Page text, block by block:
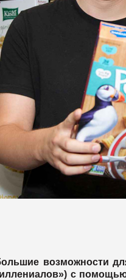
возможности
с